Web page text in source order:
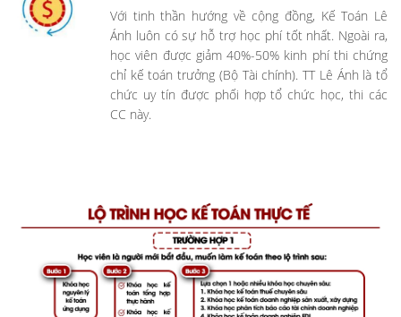
Với tinh thần hướng về cộng đồng, Kế Toán Lê
Ánh luôn có sự hỗ trợ học phí tốt nhất. Ngoài ra,
học viên được giảm 40%-50% kinh phí thi chứng
chỉ kế toán trưởng (Bộ Tài chính). TT Lê Ánh là tổ
chức uy tín được phối hợp tổ chức học, thi các
CC này.